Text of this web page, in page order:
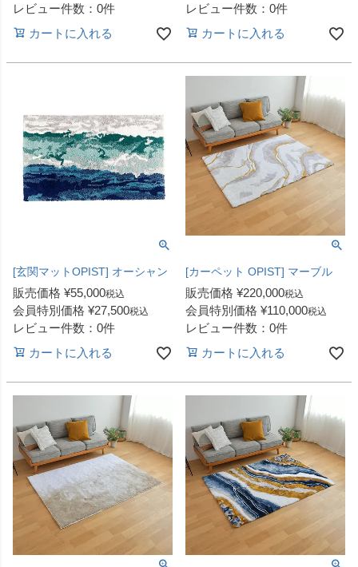
レビュー件数：0件
カートに入れる
レビュー件数：0件
カートに入れる
[玄関マットOPIST] オーシャン
販売価格 ¥55,000税込
会員特別価格 ¥27,500税込
レビュー件数：0件
カートに入れる
[カーペット OPIST] マーブル
販売価格 ¥220,000税込
会員特別価格 ¥110,000税込
レビュー件数：0件
カートに入れる